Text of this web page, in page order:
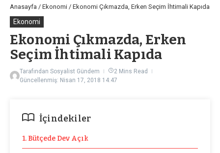
Anasayfa / Ekonomi / Ekonomi Çıkmazda, Erken Seçim İhtimali Kapıda
Ekonomi
Ekonomi Çıkmazda, Erken
Seçim İhtimali Kapıda
Tarafından Sosyalist Gündem
2 Mins Read
Güncellenmiş: Nisan 17, 2018 14:47
İçindekiler
1. Bütçede Dev Açık